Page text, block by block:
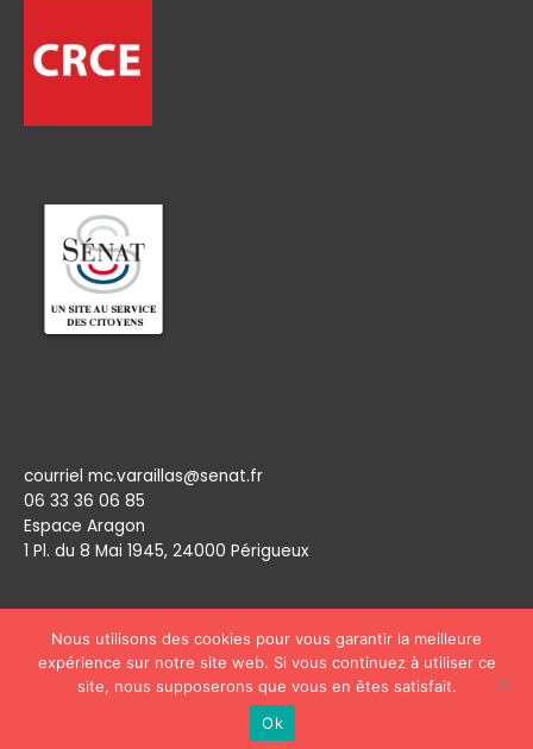
courriel mc.varaillas@senat.fr
06 33 36 06 85
Espace Aragon
1 Pl. du 8 Mai 1945, 24000 Périgueux​
Copyright © 2026Marie Claude Varaillas
Nous utilisons des cookies pour vous garantir la meilleure
expérience sur notre site web. Si vous continuez à utiliser ce
site, nous supposerons que vous en êtes satisfait.
Ok